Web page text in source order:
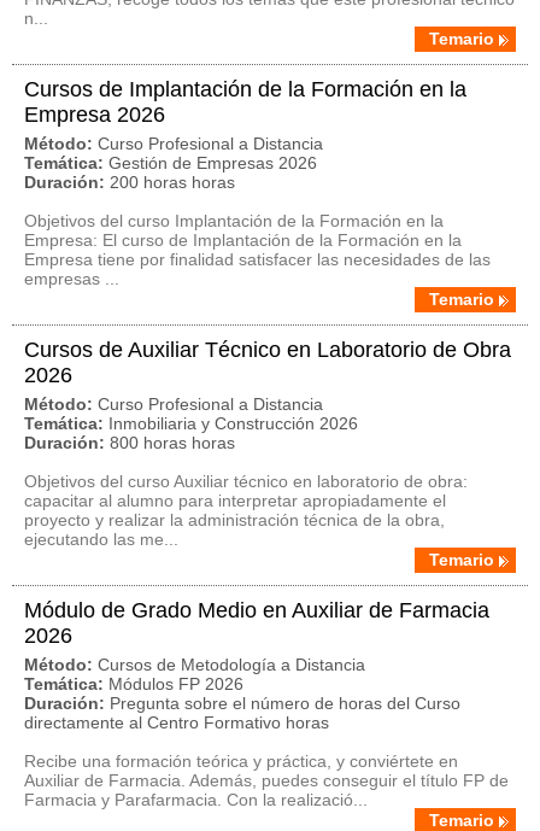
n...
Temario
Cursos de Implantación de la Formación en la
Empresa 2026
Método: Curso Profesional a Distancia
Temática: Gestión de Empresas 2026
Duración: 200 horas horas
Objetivos del curso Implantación de la Formación en la
Empresa: El curso de Implantación de la Formación en la
Empresa tiene por finalidad satisfacer las necesidades de las
empresas ...
Temario
Cursos de Auxiliar Técnico en Laboratorio de Obra
2026
Método: Curso Profesional a Distancia
Temática: Inmobiliaria y Construcción 2026
Duración: 800 horas horas
Objetivos del curso Auxiliar técnico en laboratorio de obra:
capacitar al alumno para interpretar apropiadamente el
proyecto y realizar la administración técnica de la obra,
ejecutando las me...
Temario
Módulo de Grado Medio en Auxiliar de Farmacia
2026
Método: Cursos de Metodología a Distancia
Temática: Módulos FP 2026
Duración: Pregunta sobre el número de horas del Curso
directamente al Centro Formativo horas
Recibe una formación teórica y práctica, y conviértete en
Auxiliar de Farmacia. Además, puedes conseguir el título FP de
Farmacia y Parafarmacia. Con la realizació...
Temario